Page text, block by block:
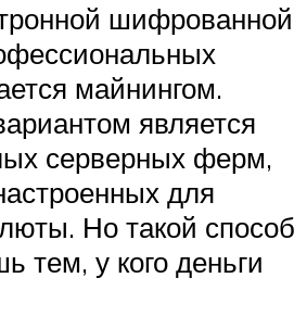
шифрованной
майнингом.
является
серверных ферм,
для
Но такой способ
тем, у кого деньги